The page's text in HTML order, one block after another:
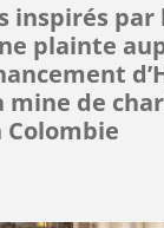
inspirés par
plainte
mine de
Colombie